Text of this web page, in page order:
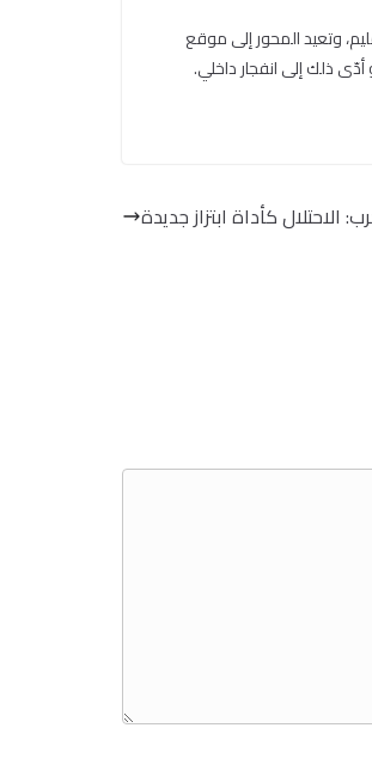
وتعيد المحور إلى موقع
أدّى ذلك إلى انفجار داخلي.
الاحتلال كأداة ابتزاز جديدة